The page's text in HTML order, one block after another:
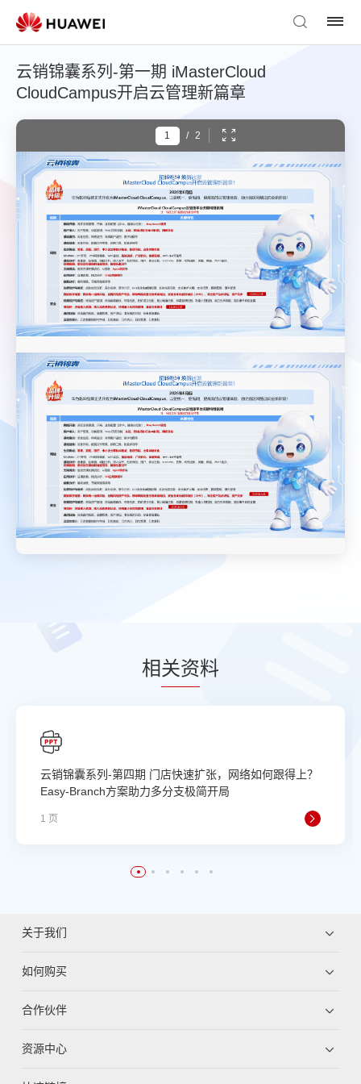
云销锦囊系列-第一期 iMasterCloud
CloudCampus开启云管理新篇章
/ 2
相关资料
云销锦囊系列-第四期 门店快速扩张，网络如何跟得上？
Easy-Branch方案助力多分支极简开局
1 页
关于我们
如何购买
合作伙伴
资源中心